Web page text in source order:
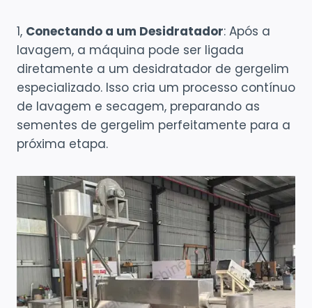
1, Conectando a um Desidratador: Após a
lavagem, a máquina pode ser ligada
diretamente a um desidratador de gergelim
especializado. Isso cria um processo contínuo
de lavagem e secagem, preparando as
sementes de gergelim perfeitamente para a
próxima etapa.